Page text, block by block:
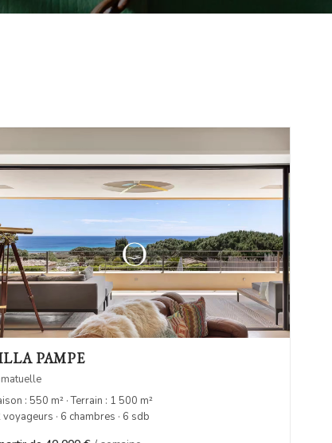
PAMPE
: 550 m² · Terrain : 1 500 m²
voyageurs · 6 chambres · 6 sdb